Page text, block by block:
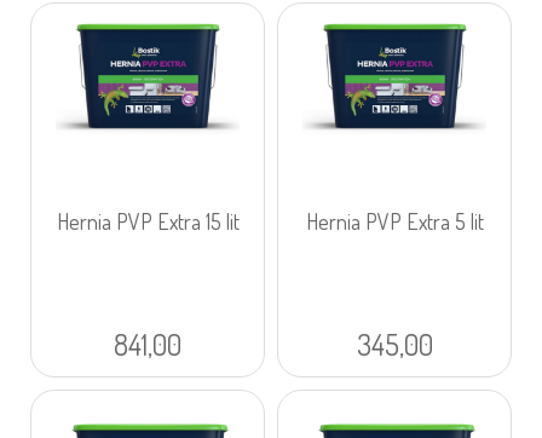
Hernia PVP Extra 15 lit
841,00
Hernia PVP Extra 5 lit
345,00